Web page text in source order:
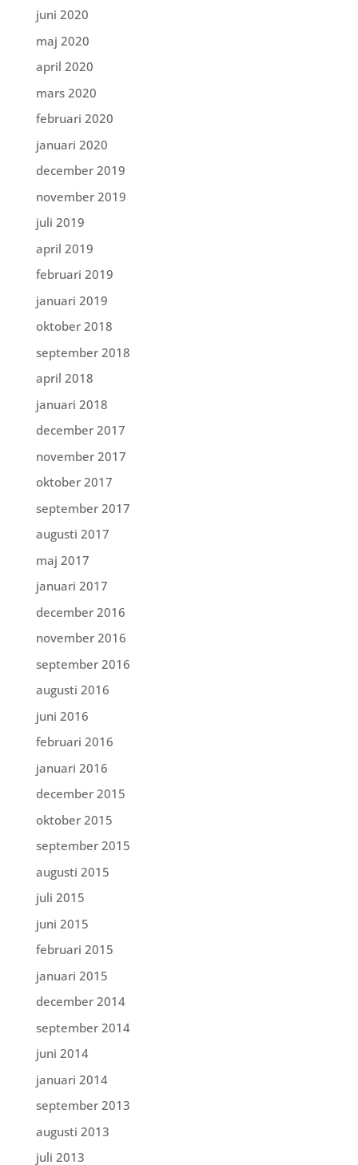
juni 2020
maj 2020
april 2020
mars 2020
februari 2020
januari 2020
december 2019
november 2019
juli 2019
april 2019
februari 2019
januari 2019
oktober 2018
september 2018
april 2018
januari 2018
december 2017
november 2017
oktober 2017
september 2017
augusti 2017
maj 2017
januari 2017
december 2016
november 2016
september 2016
augusti 2016
juni 2016
februari 2016
januari 2016
december 2015
oktober 2015
september 2015
augusti 2015
juli 2015
juni 2015
februari 2015
januari 2015
december 2014
september 2014
juni 2014
januari 2014
september 2013
augusti 2013
juli 2013